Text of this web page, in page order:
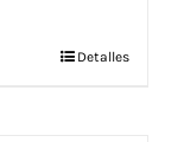
Detalles